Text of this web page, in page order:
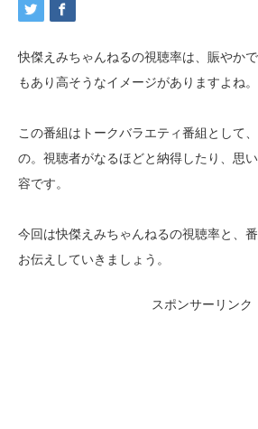
快傑えみちゃんねるの視聴率は、賑やか
もあり高そうなイメージがありますよね。
この番組はトークバラエティ番組として
の。視聴者がなるほどと納得したり、思
容です。
今回は快傑えみちゃんねるの視聴率と、
お伝えしていきましょう。
スポンサーリンク